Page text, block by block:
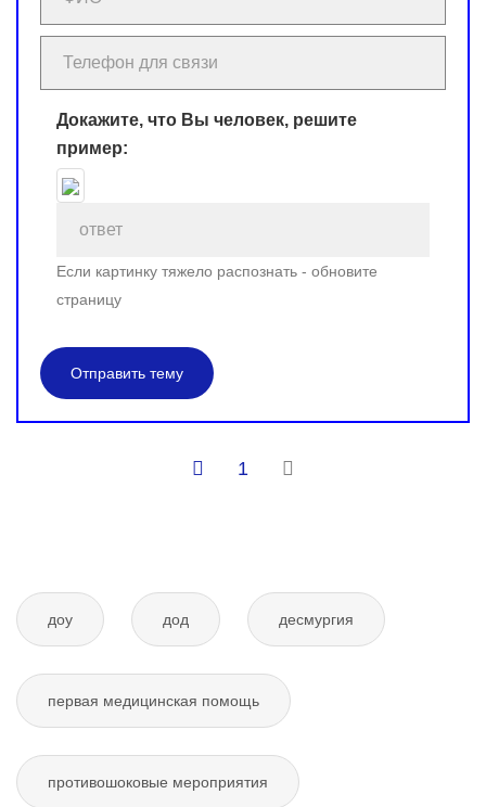
Докажите, что Вы человек, решите
пример:
Если картинку тяжело распознать - обновите
страницу
Отправить тему
1
доу дод десмургия
первая медицинская помощь
противошоковые мероприятия